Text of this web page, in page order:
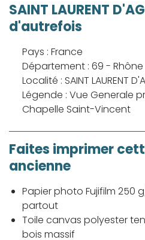
SAINT LAURENT
d'autrefois
Pays : France
Département : 69 - Rhône
Localité : SAINT LAURENT
Légende : Vue Generale
Chapelle Saint-Vincent
Faites imprimer
ancienne
Papier photo Fujifilm 250
partout
Toile canvas polyester
bois massif